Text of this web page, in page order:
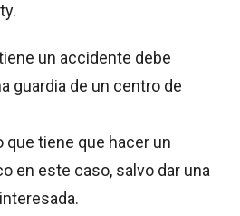
un accidente debe
guardia de un centro de
que tiene que hacer un
en este caso, salvo dar una